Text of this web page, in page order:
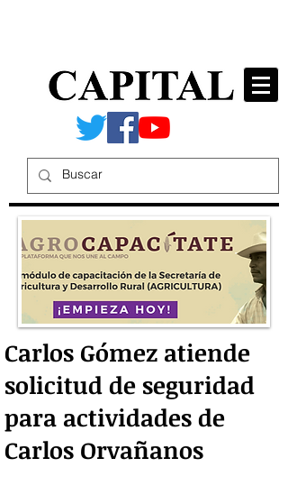
Carlos Gómez atiende
solicitud de seguridad
para actividades de
Carlos Orvañanos